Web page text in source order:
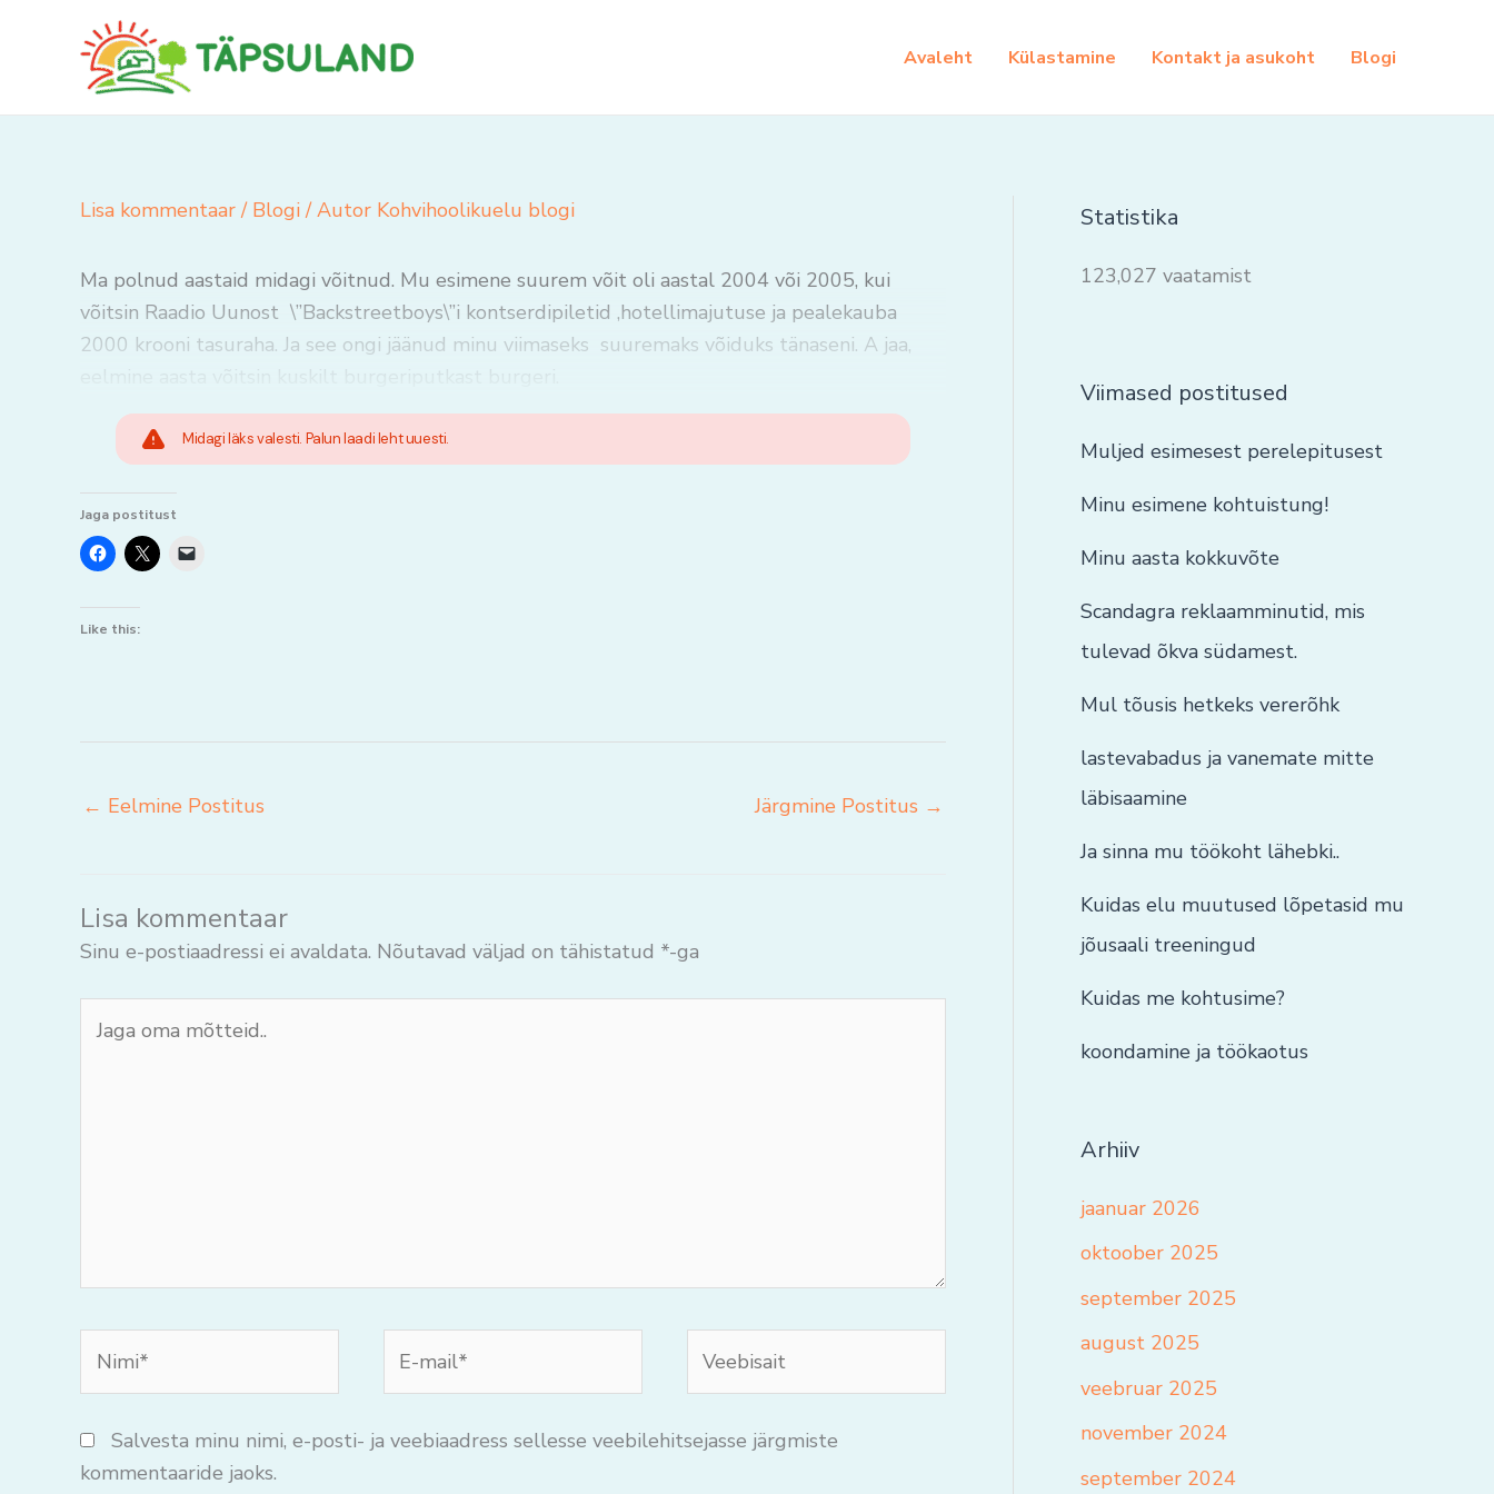
Avaleht Külastamine Kontakt ja asukoht Blogi
Lisa kommentaar / Blogi/ Autor Kohvihoolikuelu blogi
Ma polnud aastaid midagi võitnud. Mu esimene suurem võit oli aastal 2004 või 2005, kui
võitsin Raadio Uunost \”Backstreetboys\”i kontserdipiletid ,hotellimajutuse ja pealekauba
2000 krooni tasuraha. Ja see ongi jäänud minu viimaseks suuremaks võiduks tänaseni. A jaa,
Midagi läks valesti. Palun laadi leht uuesti.
Jaga postitust
Like this:
← Eelmine Postitus Järgmine Postitus →
Lisa kommentaar
Sinu e-postiaadressi ei avaldata. Nõutavad väljad on tähistatud *-ga
oma
mail*
Salvesta minu nimi, e-posti- ja veebiaadress sellesse veebilehitsejasse järgmiste
kommentaaride jaoks.
Statistika
123,027 vaatamist
Viimased postitused
Muljed esimesest perelepitusest
Minu esimene kohtuistung!
Minu aasta kokkuvõte
Scandagra reklaamminutid, mis
tulevad õkva südamest.
Mul tõusis hetkeks vererõhk
lastevabadus ja vanemate mitte
läbisaamine
Ja sinna mu töökoht lähebki..
Kuidas elu muutused lõpetasid mu
jõusaali treeningud
Kuidas me kohtusime?
koondamine ja töökaotus
Arhiiv
jaanuar 2026
oktoober 2025
september 2025
august 2025
veebruar 2025
november 2024
september 2024